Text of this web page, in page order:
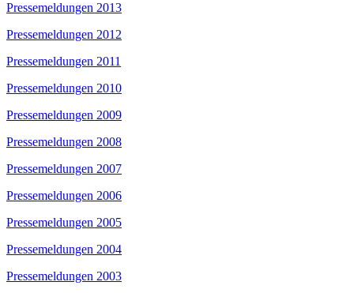
Pressemeldungen 2013
Pressemeldungen 2012
Pressemeldungen 2011
Pressemeldungen 2010
Pressemeldungen 2009
Pressemeldungen 2008
Pressemeldungen 2007
Pressemeldungen 2006
Pressemeldungen 2005
Pressemeldungen 2004
Pressemeldungen 2003